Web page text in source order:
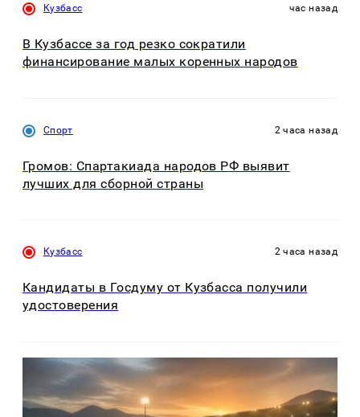
Кузбасс час назад
В Кузбассе за год резко сократили
финансирование малых коренных народов
Спорт 2 часа назад
Громов: Спартакиада народов РФ выявит
лучших для сборной страны
Кузбасс 2 часа назад
Кандидаты в Госдуму от Кузбасса получили
удостоверения